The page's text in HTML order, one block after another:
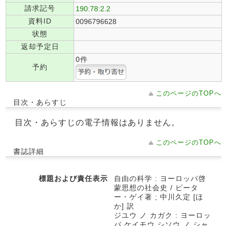
請求記号
190:78:2.2
資料ID
0096796628
状態
返却予定日
予約
0件
このページのTOPへ
目次・あらすじ
目次・あらすじの電子情報はありません。
このページのTOPへ
書誌詳細
標題および責任表示
自由の科学 : ヨーロッパ啓
蒙思想の社会史 / ピータ
ー・ゲイ著 ; 中川久定 [ほ
か] 訳
ジユウ ノ カガク : ヨーロッ